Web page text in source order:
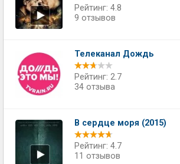
Рейтинг: 4.8
9 отзывов
Телеканал Дождь
Рейтинг: 2.7
34 отзыва
В сердце моря (2015)
Рейтинг: 4.7
11 отзывов